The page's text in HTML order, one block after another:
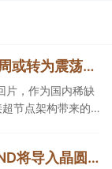
【狙击龙虎榜】反弹兑现窗口临近下周或转为震荡市 新高因子凸显成为量化重要考量因素
，作为国内稀缺
节点架构带来的
【电报解读】SK海力士确认V10 NAND将导入晶圆键合技术，机构测算随着混合键合技术在HBM等领域加速应用，2030年相关设备市场规模有望达到100亿元，这家公司正布局用于半导体存储器产品的测试设备